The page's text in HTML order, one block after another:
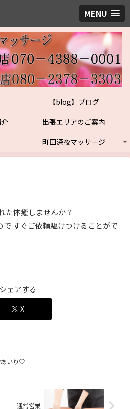
MENU
【blog】ブログ
出張エリアのご案内
町田深夜マッサージ
た体癒しませんか？
すぐご依頼駆けつけることがで
シェアする
X
いり♡
通常営業